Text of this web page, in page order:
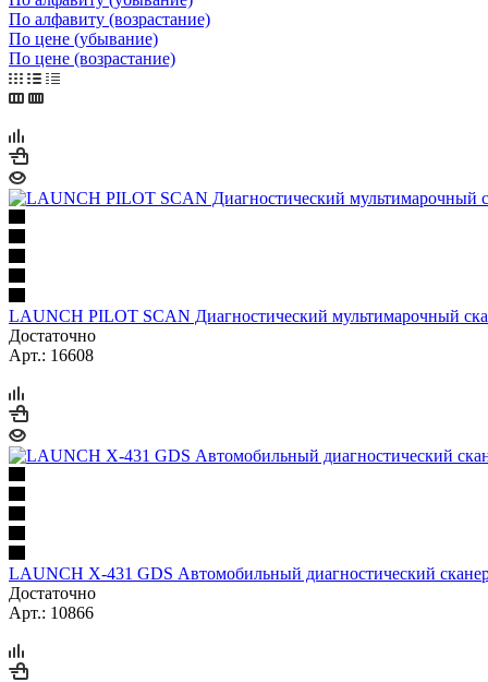
По алфавиту (возрастание)
По цене (убывание)
По цене (возрастание)
LAUNCH PILOT SCAN Диагностический мультимарочный
Достаточно
Арт.: 16608
LAUNCH X-431 GDS Автомобильный диагностический
Достаточно
Арт.: 10866